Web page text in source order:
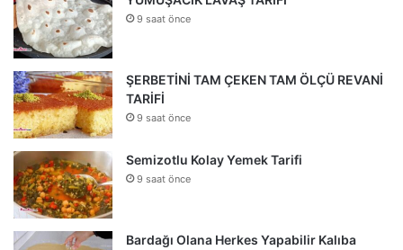
9 saat önce
ŞERBETİNİ TAM ÇEKEN TAM ÖLÇÜ REVANİ
TARİFİ
9 saat önce
Semizotlu Kolay Yemek Tarifi
9 saat önce
Bardağı Olana Herkes Yapabilir Kalıba